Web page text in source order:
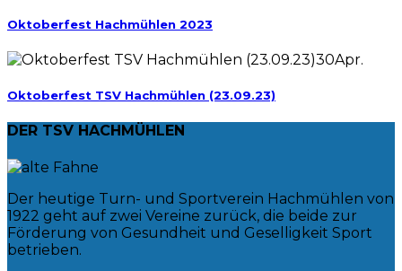
Oktoberfest Hachmühlen 2023
30Apr.
Oktoberfest TSV Hachmühlen (23.09.23)
DER TSV HACHMÜHLEN
Der heutige Turn- und Sportverein Hachmühlen von
1922 geht auf zwei Vereine zurück, die beide zur
Förderung von Gesundheit und Geselligkeit Sport
betrieben.